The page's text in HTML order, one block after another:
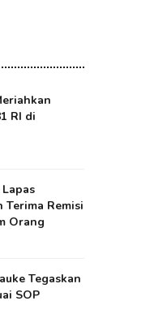
RI di
Terima Remisi
Orang
Tegaskan
SOP